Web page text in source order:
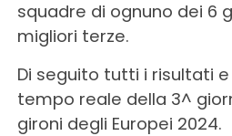
squadre di ognuno dei 6
migliori terze.
Di seguito tutti i risultati
tempo reale della 3^
gironi degli Europei 2024.